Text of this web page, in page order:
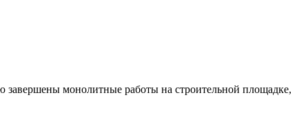
монолитные работы на строительной площадке,